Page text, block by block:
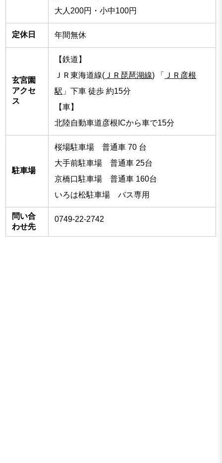
大人200円・小中100円
定休日 年間無休
玄宮園
アクセ
ス
【鉄道】
ＪＲ東海道線( ＪＲ琵琶湖線) 「
ＪＲ彦根
駅 」下車 徒歩 約15分
【車】
北陸自動車道彦根ICから車で15分
駐車場
桜場駐車場 普通車 70 台
大手前駐車場 普通車 25台
京橋口駐車場 普通車 160台
いろは松駐車場 バス専用
問い合
わせ先
0749-22-2742